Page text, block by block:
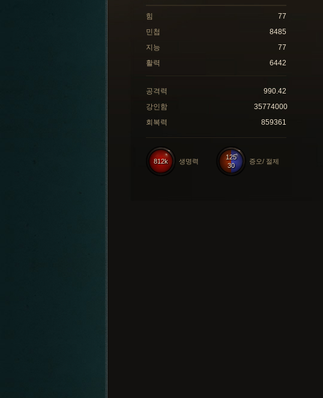
힘
77
민첩
8485
지능
77
활력
6442
공격력
990.42
강인함
35774000
회복력
859361
125
30
증오/ 절제
812k 생명력